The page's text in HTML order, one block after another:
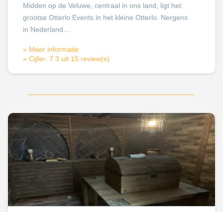
Midden op de Veluwe, centraal in ons land, ligt het
grootse Otterlo Events in het kleine Otterlo. Nergens
in Nederland…
» Meer informatie
» Cijfer: 7.3 uit 15 review(s)